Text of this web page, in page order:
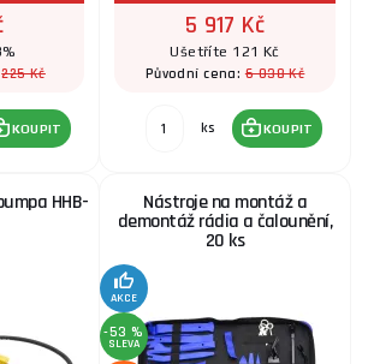
ks
13 032 Kč
sada | hydraulická | 4 t, BGS 1688
ks KOUPIT 4 829 Kč
225 Kč
KOUPIT
5 917 Kč
Ušetříte 121 Kč
Původní cena:6 038 Kč
ks KOUPIT
HHB- Nástroje na montáž a
demontáž rádia a čalounění,
20 ks
AKCE
-53 %
SLEVA